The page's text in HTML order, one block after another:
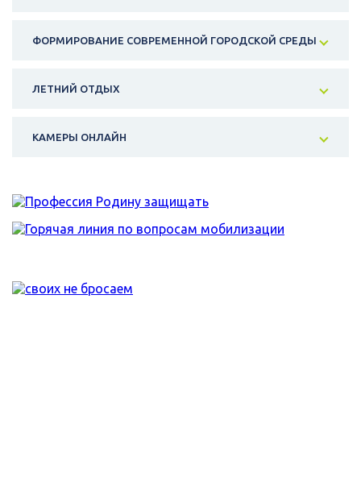
ФОРМИРОВАНИЕ СОВРЕМЕННОЙ ГОРОДСКОЙ СРЕДЫ
ЛЕТНИЙ ОТДЫХ
КАМЕРЫ ОНЛАЙН